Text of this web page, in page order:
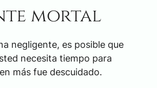
mortal
negligente, es posible que
necesita tiempo para
más fue descuidado.